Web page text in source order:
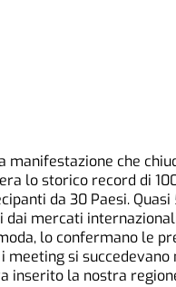
che
lo storico record di
da 30 Paesi.
mercati
lo confermano le
si succedevano
inserito la nostra